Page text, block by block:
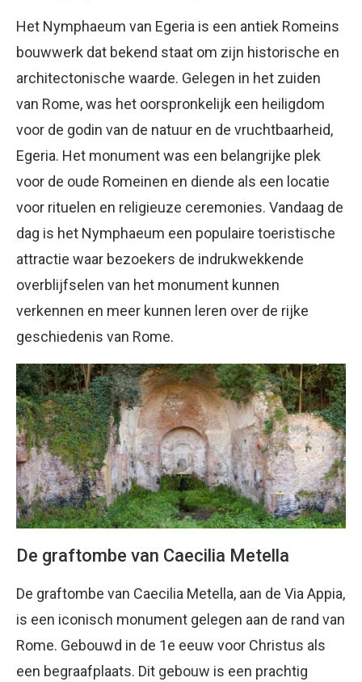
Het Nymphaeum van Egeria is een antiek Romeins
bouwwerk dat bekend staat om zijn historische en
architectonische waarde. Gelegen in het zuiden
van Rome, was het oorspronkelijk een heiligdom
voor de godin van de natuur en de vruchtbaarheid,
Egeria. Het monument was een belangrijke plek
voor de oude Romeinen en diende als een locatie
voor rituelen en religieuze ceremonies. Vandaag de
dag is het Nymphaeum een populaire toeristische
attractie waar bezoekers de indrukwekkende
overblijfselen van het monument kunnen
verkennen en meer kunnen leren over de rijke
geschiedenis van Rome.
De graftombe van Caecilia Metella
De graftombe van Caecilia Metella, aan de Via Appia,
is een iconisch monument gelegen aan de rand van
Rome. Gebouwd in de 1e eeuw voor Christus als
een begraafplaats. Dit gebouw is een prachtig